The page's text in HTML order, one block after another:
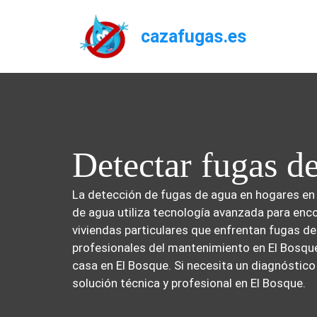
cazafugas.es
Detectar fugas
La detección de fugas de agua en hogares
de agua utiliza tecnología avanzada para
viviendas particulares que enfrentan fugas
profesionales del mantenimiento en El
casa en El Bosque. Si necesita un
solución técnica y profesional en El Bosque.